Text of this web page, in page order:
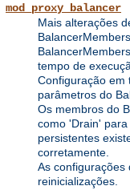
mod_proxy_balancer
Mais alterações
tempo de
Configuração em
parâmetros do
Os membros do
como 'Drain'
persistentes
corretamente.
As configurações
reinicializações.